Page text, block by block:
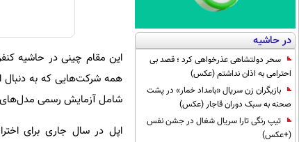
در حاشیه
سحر دولتشاهی عذرخواهی کرد ؛ قصد بی
احترامی به اذان نداشتم (عکس)
بازیگران زن سریال «بامداد خمار» در پشت
صحنه به سبک دوران قاجار (عکس)
تیپ رنگی تارا سریال شغال در جشن نفس
(+عکس)
همه شرکت‌هایی که به دنبال
شامل آزمایش رسمی مدل‌های
اپل در سال جاری برای